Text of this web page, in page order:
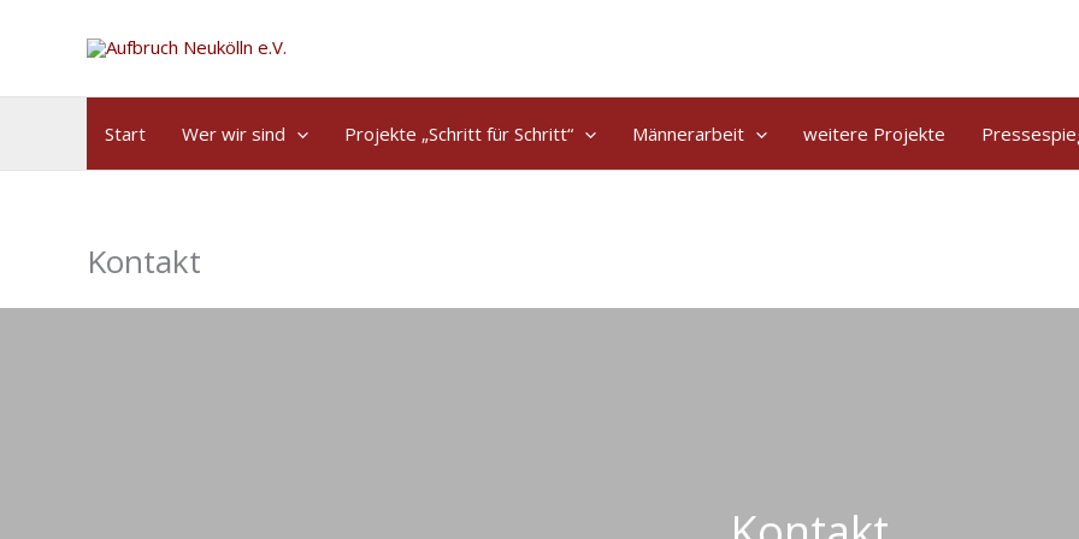
Start Wer wir sind Projekte „Schritt für Schritt“ Männerarbeit weitere Projekte
Kontakt